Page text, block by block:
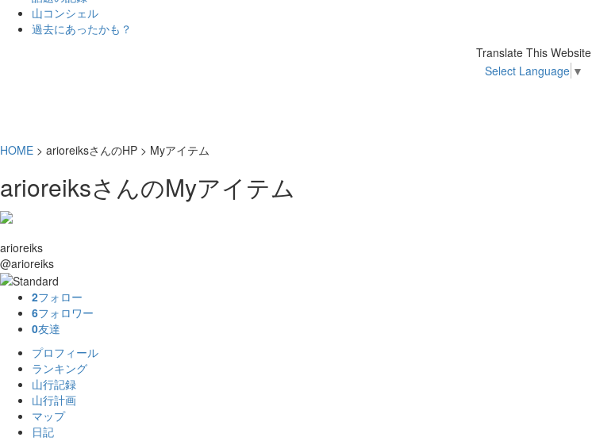
山コンシェル
過去にあったかも？
Translate This Website
Select Language ▼
HOME > arioreiksさんのHP > Myアイテム
arioreiksさんのMyアイテム
arioreiks
@arioreiks
2フォロー
6フォロワー
0友達
プロフィール
ランキング
山行記録
山行計画
マップ
日記